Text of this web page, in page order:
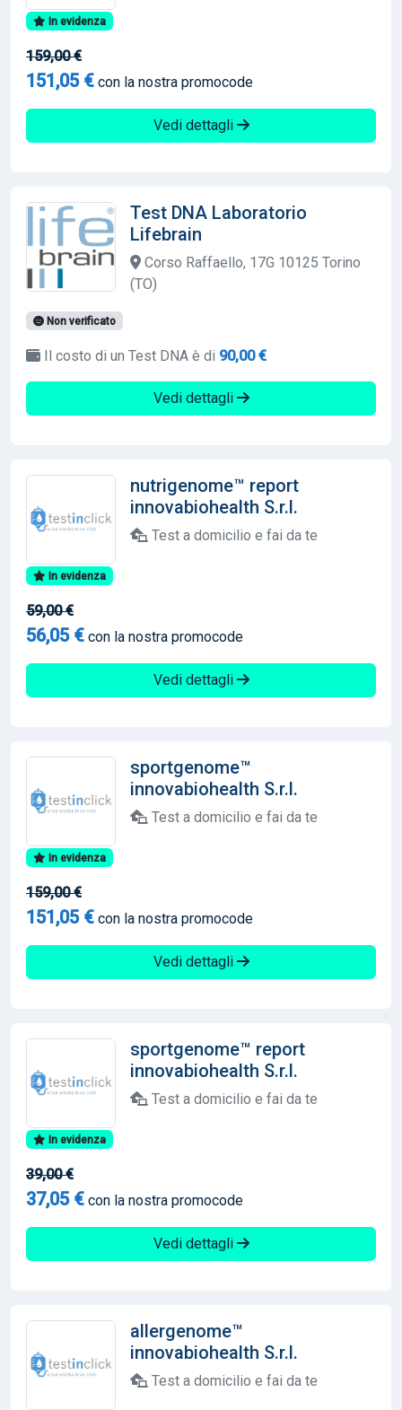
In evidenza
159,00 €
151,05 € con la nostra promocode
Vedi dettagli
Test DNA Laboratorio
Lifebrain
Corso Raffaello, 17G 10125 Torino
(TO)
Non verificato
Il costo di un Test DNA è di 90,00 €
Vedi dettagli
nutrigenome™ report
innovabiohealth S.r.l.
Test a domicilio e fai da te
In evidenza
59,00 €
56,05 € con la nostra promocode
Vedi dettagli
sportgenome™
innovabiohealth S.r.l.
Test a domicilio e fai da te
In evidenza
159,00 €
151,05 € con la nostra promocode
Vedi dettagli
sportgenome™ report
innovabiohealth S.r.l.
Test a domicilio e fai da te
In evidenza
39,00 €
37,05 € con la nostra promocode
Vedi dettagli
allergenome™
innovabiohealth S.r.l.
Test a domicilio e fai da te